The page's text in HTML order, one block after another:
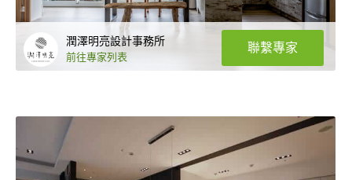
潤澤明亮設計事務所
前往專家列表
聯繫專家